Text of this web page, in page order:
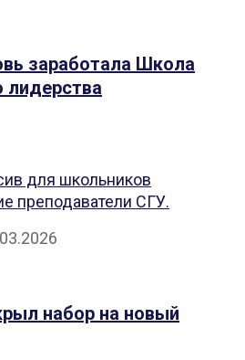
заработала Школа
лидерства
для школьников
преподаватели СГУ.
набор на новый